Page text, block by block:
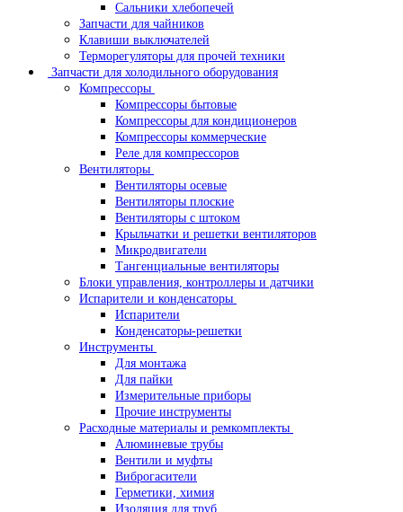
Сальники хлебопечей
Запчасти для чайников
Клавиши выключателей
Терморегуляторы для прочей техники
Запчасти для холодильного оборудования
Компрессоры
Компрессоры бытовые
Компрессоры для кондиционеров
Компрессоры коммерческие
Реле для компрессоров
Вентиляторы
Вентиляторы осевые
Вентиляторы плоские
Вентиляторы с штоком
Крыльчатки и решетки вентиляторов
Микродвигатели
Тангенциальные вентиляторы
Блоки управления, контроллеры и датчики
Испарители и конденсаторы
Испарители
Конденсаторы-решетки
Инструменты
Для монтажа
Для пайки
Измерительные приборы
Прочие инструменты
Расходные материалы и ремкомплекты
Алюминевые трубы
Вентили и муфты
Виброгасители
Герметики, химия
Изоляция для труб